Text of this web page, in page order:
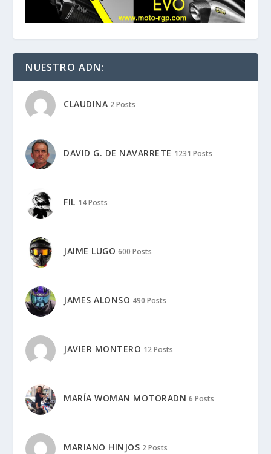
NUESTRO ADN:
CLAUDINA 2 Posts
DAVID G. DE NAVARRETE 1231 Posts
FIL 14 Posts
JAIME LUGO 600 Posts
JAMES ALONSO 490 Posts
JAVIER MONTERO 12 Posts
MARÍA WOMAN MOTORADN 6 Posts
MARIANO HINJOS 2 Posts